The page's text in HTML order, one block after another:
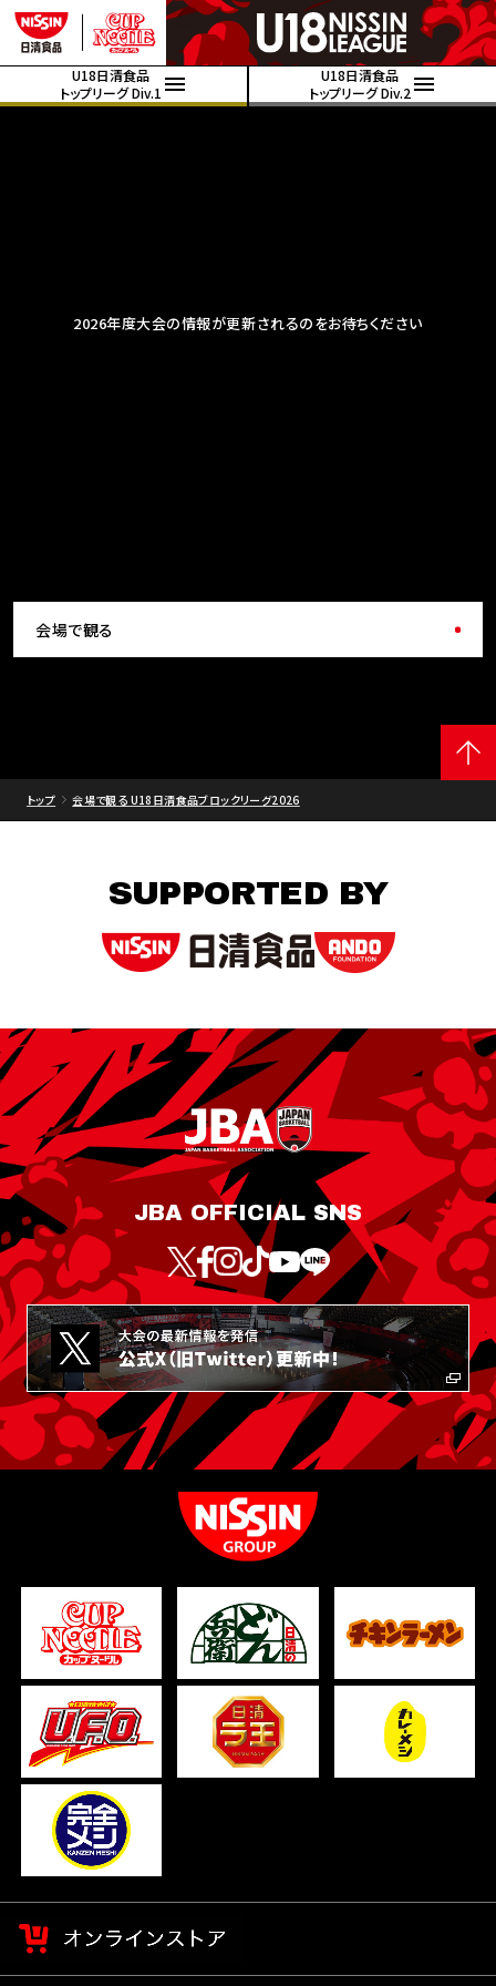
U18日清食品
トップリーグ Div.1
U18日清食品
トップリーグ Div.2
2026年度大会の情報が更新されるのをお待ちください
会場で観る
トップ 会場で観る U18日清食品ブロックリーグ2026
SUPPORTED BY
JBA OFFICIAL SNS